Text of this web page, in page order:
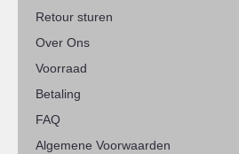
Retour sturen
Over Ons
Voorraad
Betaling
FAQ
Algemene Voorwaarden